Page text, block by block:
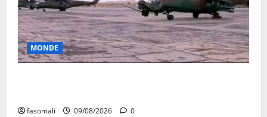
MONDE
fasomali 09/08/2026 0